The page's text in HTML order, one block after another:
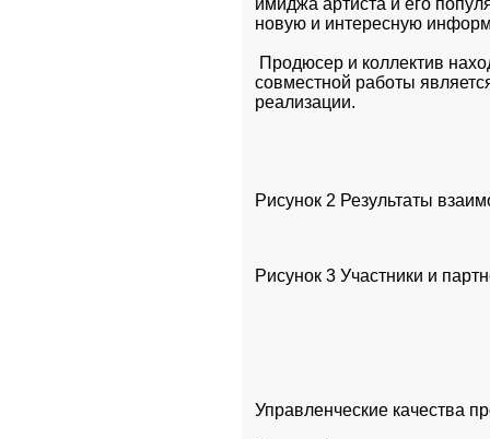
имиджа артиста и его
новую и интересную
Продюсер и коллектив
совместной работы
реализации.
Рисунок 2 Результаты
Рисунок 3 Участники и
Управленческие качества